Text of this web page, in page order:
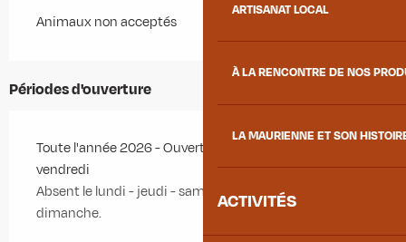
ARTISANAT LOCAL
À LA RENCONTRE DE NOS
LA MAURIENNE ET SON
ACTIVITÉS
Animaux non acceptés
Périodes d'ouverture
Toute l'année 2026 - Ouvert le mardi, le mercredi, le
vendredi
Absent le lundi - jeudi - samedi après midi et
dimanche.